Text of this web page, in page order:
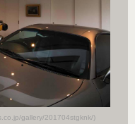
gallery/201704stgknk/)